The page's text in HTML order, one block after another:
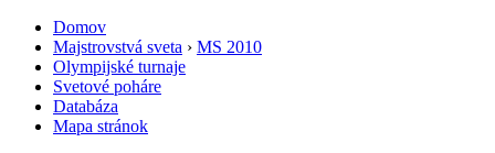
Domov
Majstrovstvá sveta › MS 2010
Olympijské turnaje
Svetové poháre
Databáza
Mapa stránok